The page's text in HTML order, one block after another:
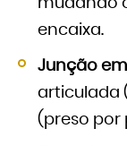
mudando
encaixa.
Junção
articulada
(preso por